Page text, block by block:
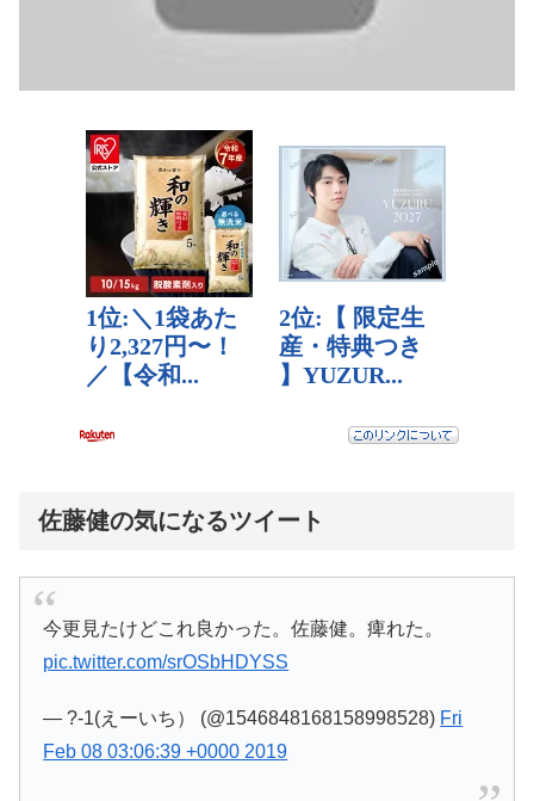
佐藤健の気になるツイート
今更見たけどこれ良かった。佐藤健。痺れた。
pic.twitter.com/srOSbHDYSS
— ?-1(えーいち） (@1546848168158998528) Fri
Feb 08 03:06:39 +0000 2019